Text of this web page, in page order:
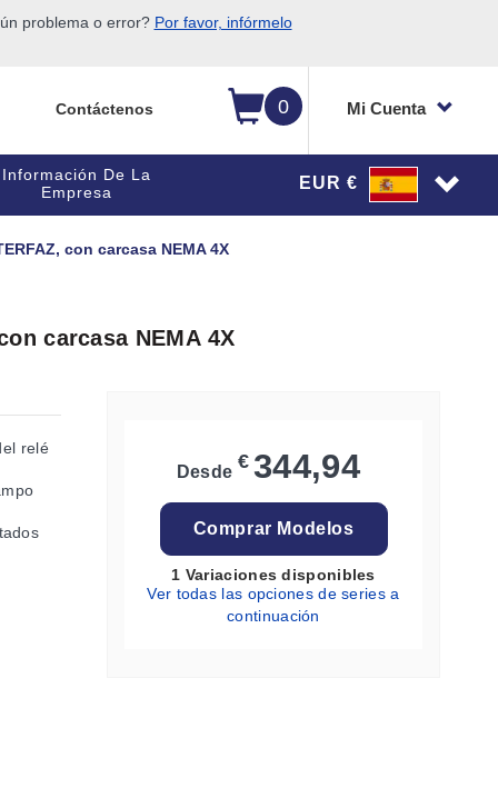
problema o error? Por favor, infórmelo
0 Mi Cuenta
Contáctenos
Información De La
Empresa
EUR €
con carcasa NEMA 4X
carcasa NEMA 4X
relé
Desde € 344,94
Comprar Modelos
1 Variaciones disponibles
Ver todas las opciones de series a
continuación